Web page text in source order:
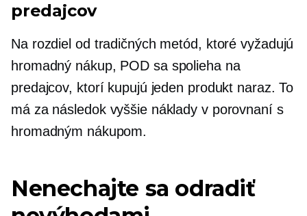
predajcov
Na rozdiel od tradičných metód, ktoré vyžadujú
hromadný nákup, POD sa spolieha na
predajcov, ktorí kupujú jeden produkt naraz. To
má za následok vyššie náklady v porovnaní s
hromadným nákupom.
Nenechajte sa odradiť